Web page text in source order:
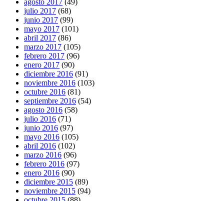
julio 2017 (68)
junio 2017 (99)
mayo 2017 (101)
abril 2017 (86)
marzo 2017 (105)
febrero 2017 (96)
enero 2017 (90)
diciembre 2016 (91)
noviembre 2016 (103)
octubre 2016 (81)
septiembre 2016 (54)
agosto 2016 (58)
julio 2016 (71)
junio 2016 (97)
mayo 2016 (105)
abril 2016 (102)
marzo 2016 (96)
febrero 2016 (97)
enero 2016 (90)
diciembre 2015 (89)
noviembre 2015 (94)